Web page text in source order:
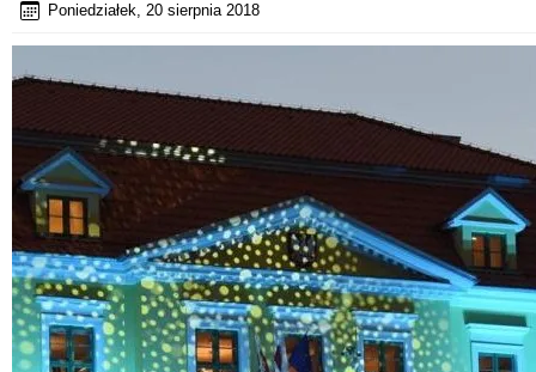
Poniedziałek, 20 sierpnia 2018